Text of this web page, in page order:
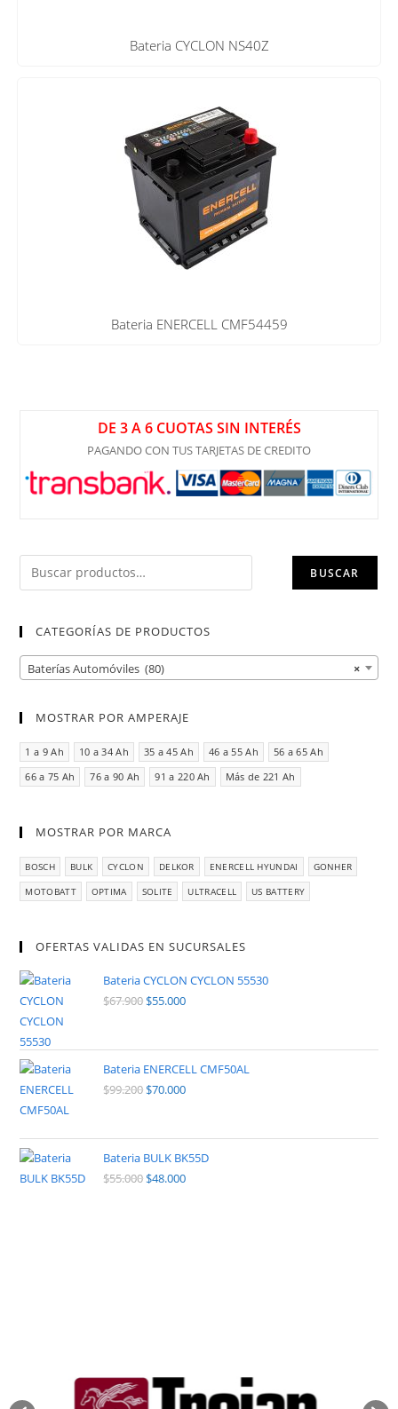
Bateria CYCLON NS40Z
Bateria ENERCELL CMF54459
DE 3 A 6 CUOTAS SIN INTERÉS
PAGANDO CON TUS TARJETAS DE CREDITO
BUSCAR
CATEGORÍAS DE PRODUCTOS
×
Baterías Automóviles (80)
MOSTRAR POR AMPERAJE
1 a 9 Ah 10 a 34 Ah 35 a 45 Ah 46 a 55 Ah
56 a 65 Ah
66 a 75 Ah
76 a 90 Ah 91 a 220 Ah Más de 221 Ah
MOSTRAR POR MARCA
BOSCH BULK CYCLON DELKOR ENERCELL HYUNDAI
GONHER
MOTOBATT
OPTIMA SOLITE ULTRACELL US BATTERY
OFERTAS VALIDAS EN SUCURSALES
Bateria CYCLON CYCLON 55530
$67.900 $55.000
Bateria ENERCELL CMF50AL
$99.200 $70.000
Bateria BULK BK55D
$55.000 $48.000